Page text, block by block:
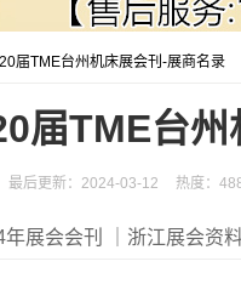
届TME台州机床展会刊-展商名录
届TME台
最后更新：2024-03-12 热度：
年展会会刊 ｜浙江展会资